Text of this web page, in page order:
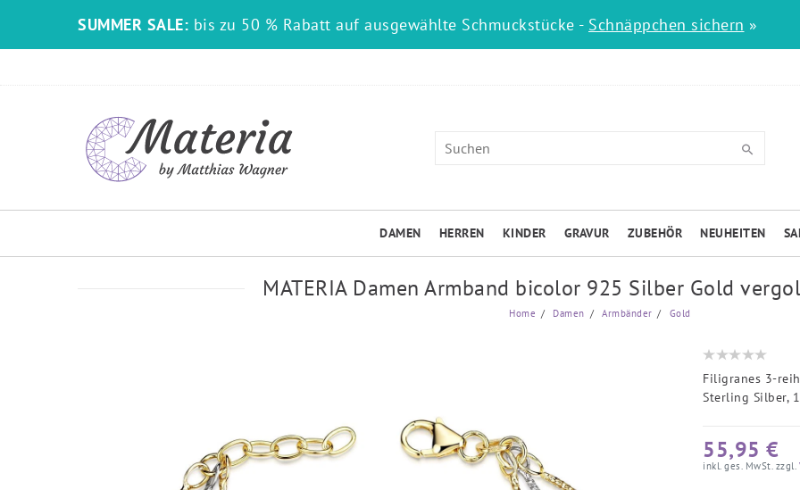
SUMMER SALE: bis zu 50 % Rabatt auf ausgewählte Schmuckstücke - Schnäppchen sichern »
DAMEN HERREN KINDER GRAVUR ZUBEHÖR NEUHEITEN
MATERIA Damen Armband bicolor 925 Silber Gold
Home Damen Armbänder Gold
Filigranes 3-
Sterling Silber,
55,95 €
inkl. ges. MwSt. zzgl.